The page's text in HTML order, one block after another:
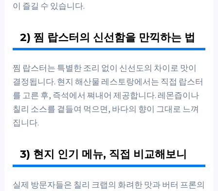
이 즐길 수 있습니다.
2) 찜 랍스터의 신선함을 만끽하는 법
찜 랍스터는 특별한 조리 없이 신선도의 차이로 맛이
결정됩니다. 현지 해산물 레스토랑에서는 직접 랍스터
를 고른 후, 즉석에서 쪄내어 제공합니다. 레몬즙이나
칠리 소스를 곁들여 먹으면, 바다의 향이 그대로 느껴
집니다.
3) 현지 인기 메뉴, 직접 비교해보니
실제 방문자들은 칠리 크랩의 화려한 맛과 버터 프론의